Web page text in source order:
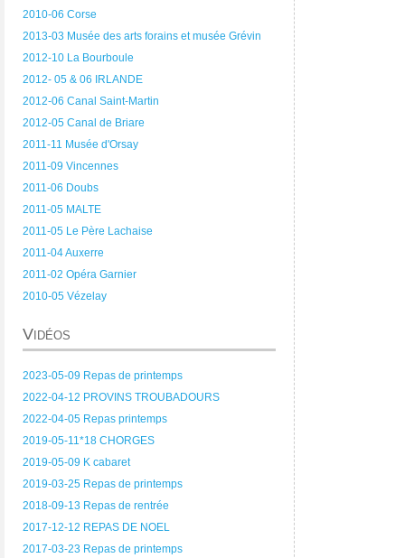
2010-06 Corse
2013-03 Musée des arts forains et musée Grévin
2012-10 La Bourboule
2012- 05 & 06 IRLANDE
2012-06 Canal Saint-Martin
2012-05 Canal de Briare
2011-11 Musée d'Orsay
2011-09 Vincennes
2011-06 Doubs
2011-05 MALTE
2011-05 Le Père Lachaise
2011-04 Auxerre
2011-02 Opéra Garnier
2010-05 Vézelay
Vidéos
2023-05-09 Repas de printemps
2022-04-12 PROVINS TROUBADOURS
2022-04-05 Repas printemps
2019-05-11*18 CHORGES
2019-05-09 K cabaret
2019-03-25 Repas de printemps
2018-09-13 Repas de rentrée
2017-12-12 REPAS DE NOEL
2017-03-23 Repas de printemps